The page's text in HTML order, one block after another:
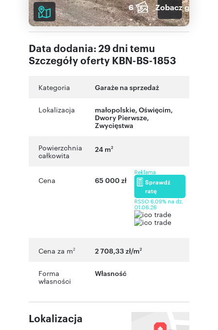
6 Zobacz galerię
Szczegóły oferty KBN-BS-1853
Data dodania: 29 dni temu
Kategoria Garaże na sprzedaż
Lokalizacja małopolskie, Oświęcim,
Dwory Pierwsze,
Zwycięstwa
Powierzchnia
całkowita
24 m2
Cena 65 000 zł
Reklama
Sprawdź
ratę
RSSO 6,09% na dz.
01.06.26
Cena za m2 2 708,33 zł/m2
Forma
własności
Własność
Lokalizacja